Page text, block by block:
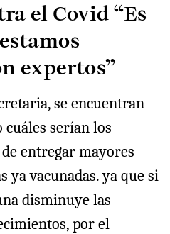
el Covid “Es
expertos”
se encuentran
serían los
entregar mayores
ya vacunadas. ya que si
disminuye las
por el